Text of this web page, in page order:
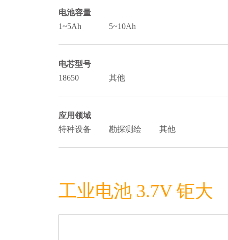
电池容量
1~5Ah
5~10Ah
电芯型号
18650
其他
应用领域
特种设备
勘探测绘 其他
工业电池 3.7V 钜大